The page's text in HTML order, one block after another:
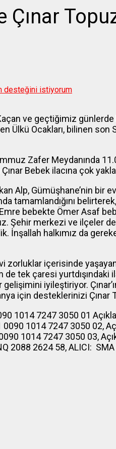
desteğini istiyorum
ve geçtiğimiz
Ülkü Ocakları, bilinen son
Zafer Meydanında
Bebek ilacına çok
Alp, Gümüşhane’nin bir
tamamlandığını
bebekte Ömer Asaf
Şehir merkezi ve ilçeler
İnşallah halkımız da
zorluklar içerisinde
de tek çaresi yurtdışındaki
iyileştiriyor.
için desteklerinizi
1014 7247 3050 01
1014 7247 3050 02,
1014 7247 3050 03,
2088 2624 58, ‌ALICI: